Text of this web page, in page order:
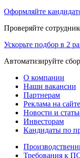
Оформляйте
Проверяйте
Ускорьте подбор в 2
Автоматизируйте
О компании
Наши вакансии
Партнерам
Реклама на сайте
Новости и
Инвесторам
Кандидаты по
Требования к